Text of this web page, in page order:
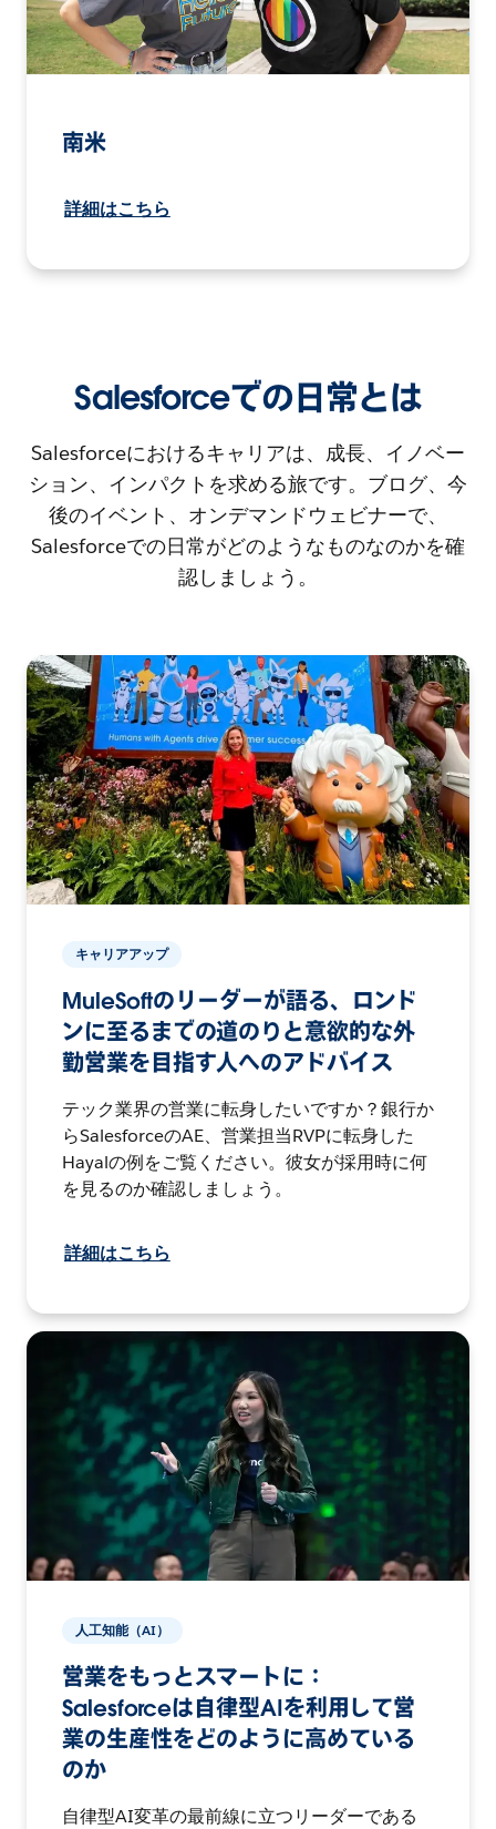
南米
詳細はこちら
Salesforceでの日常とは
Salesforceにおけるキャリアは、成長、イノベー
ション、インパクトを求める旅です。ブログ、今
後のイベント、オンデマンドウェビナーで、
Salesforceでの日常がどのようなものなのかを確
認しましょう。
キャリアアップ
MuleSoftのリーダーが語る、ロンド
ンに至るまでの道のりと意欲的な外
勤営業を目指す人へのアドバイス
テック業界の営業に転身したいですか？銀行か
らSalesforceのAE、営業担当RVPに転身した
Hayalの例をご覧ください。彼女が採用時に何
を見るのか確認しましょう。
詳細はこちら
人工知能（AI）
営業をもっとスマートに：
Salesforceは自律型AIを利用して営
業の生産性をどのように高めている
のか
自律型AI変革の最前線に立つリーダーである